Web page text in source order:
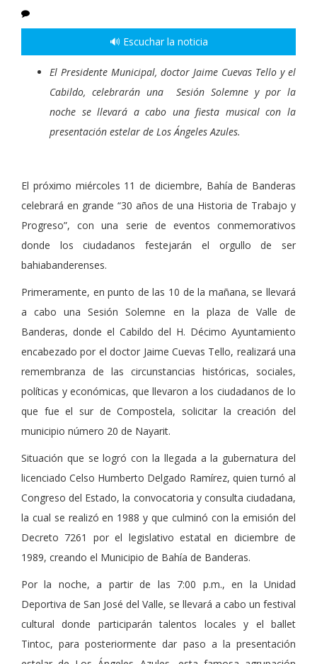
🔊 Escuchar la noticia
El Presidente Municipal, doctor Jaime Cuevas Tello y el
Cabildo, celebrarán una Sesión Solemne y por la
noche se llevará a cabo una fiesta musical con la
presentación estelar de Los Ángeles Azules.
El próximo miércoles 11 de diciembre, Bahía de Banderas
celebrará en grande “30 años de una Historia de Trabajo y
Progreso”, con una serie de eventos conmemorativos
donde los ciudadanos festejarán el orgullo de ser
bahiabanderenses.
Primeramente, en punto de las 10 de la mañana, se llevará
a cabo una Sesión Solemne en la plaza de Valle de
Banderas, donde el Cabildo del H. Décimo Ayuntamiento
encabezado por el doctor Jaime Cuevas Tello, realizará una
remembranza de las circunstancias históricas, sociales,
políticas y económicas, que llevaron a los ciudadanos de lo
que fue el sur de Compostela, solicitar la creación del
municipio número 20 de Nayarit.
Situación que se logró con la llegada a la gubernatura del
licenciado Celso Humberto Delgado Ramírez, quien turnó al
Congreso del Estado, la convocatoria y consulta ciudadana,
la cual se realizó en 1988 y que culminó con la emisión del
Decreto 7261 por el legislativo estatal en diciembre de
1989, creando el Municipio de Bahía de Banderas.
Por la noche, a partir de las 7:00 p.m., en la Unidad
Deportiva de San José del Valle, se llevará a cabo un festival
cultural donde participarán talentos locales y el ballet
Tintoc, para posteriormente dar paso a la presentación